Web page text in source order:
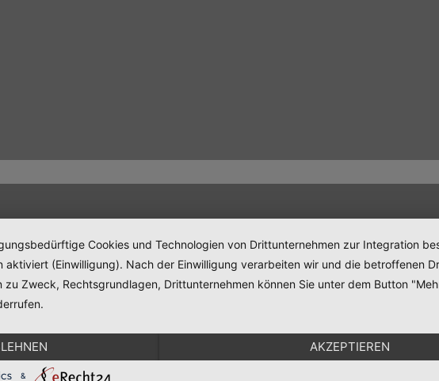
Cookies und Technologien von Drittunternehmen zur Integration
aktiviert (Einwilligung). Nach der Einwilligung verarbeiten wir und die betroffenen
zu Zweck, Rechtsgrundlagen, Drittunternehmen können Sie unter dem Button
AKZEPTIEREN
&